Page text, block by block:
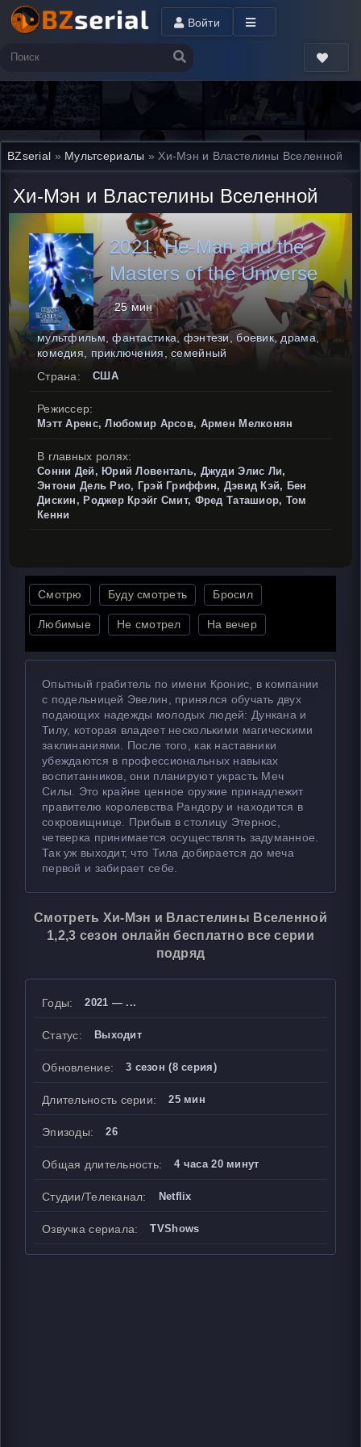
Войти
BZserial » Мультсериалы » Хи-Мэн и Властелины Вселенной
Хи-Мэн и Властелины Вселенной
2021, He-Man and the
Masters of the Universe
25 мин
мультфильм, фантастика, фэнтези, боевик, драма,
комедия, приключения, семейный
Страна:
США
Режиссер:
Мэтт Аренс, Любомир Арсов, Армен Мелконян
В главных ролях:
Сонни Дей, Юрий Ловенталь, Джуди Элис Ли,
Энтони Дель Рио, Грэй Гриффин, Дэвид Кэй, Бен
Дискин, Роджер Крэйг Смит, Фред Таташиор, Том
Кенни
Смотрю Буду смотреть Бросил
Любимые Не смотрел На вечер
Опытный грабитель по имени Кронис, в компании
с подельницей Эвелин, принялся обучать двух
подающих надежды молодых людей: Дункана и
Тилу, которая владеет несколькими магическими
заклинаниями. После того, как наставники
убеждаются в профессиональных навыках
воспитанников, они планируют украсть Меч
Силы. Это крайне ценное оружие принадлежит
правителю королевства Рандору и находится в
сокровищнице. Прибыв в столицу Этернос,
четверка принимается осуществлять задуманное.
Так уж выходит, что Тила добирается до меча
первой и забирает себе.
Смотреть Хи-Мэн и Властелины Вселенной
1,2,3 сезон онлайн бесплатно все серии
подряд
Годы: 2021 — ...
Статус: Выходит
Обновление: 3 сезон (8 серия)
Длительность серии: 25 мин
Эпизоды: 26
Общая длительность: 4 часа 20 минут
Студии/Телеканал: Netflix
Озвучка сериала: TVShows